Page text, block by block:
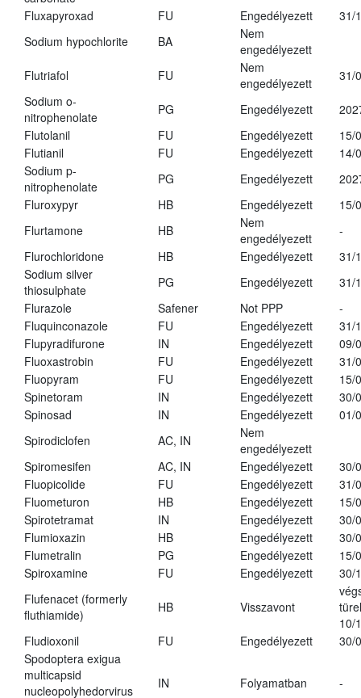
Fluxapyroxad
FU Engedélyezett
31/
Sodium hypochlorite
BA
Nem
engedélyezett
Flutriafol
FU
Nem
engedélyezett
31/
Sodium o-
nitrophenolate
PG Engedélyezett
Flutolanil
FU Engedélyezett
15/
Flutianil
FU Engedélyezett
14/
Sodium p-
nitrophenolate
PG Engedélyezett
Fluroxypyr
HB Engedélyezett
15/
Flurtamone
HB
Nem
engedélyezett
-
Flurochloridone
HB Engedélyezett
31/
Sodium silver
thiosulphate
PG Engedélyezett
31/
Flurazole
Safener Not PPP
-
Fluquinconazole
FU Engedélyezett
31/
Flupyradifurone
IN Engedélyezett
09/
Fluoxastrobin
FU Engedélyezett
31/
Fluopyram
FU Engedélyezett
15/
Spinetoram
IN Engedélyezett
30/
Spinosad
IN Engedélyezett
01/
Spirodiclofen
AC, IN
Nem
engedélyezett
Spiromesifen
AC, IN Engedélyezett
30/
Fluopicolide
FU Engedélyezett
31/
Fluometuron
HB Engedélyezett
15/
Spirotetramat
IN Engedélyezett
30/
Flumioxazin
HB Engedélyezett
30/
Flumetralin
PG Engedélyezett
15/
Spiroxamine
FU Engedélyezett
30/
Flufenacet (formerly
fluthiamide)
HB Visszavont
10/
Fludioxonil
FU Engedélyezett
30/
Spodoptera exigua
multicapsid
nucleopolyhedorvirus
IN Folyamatban -